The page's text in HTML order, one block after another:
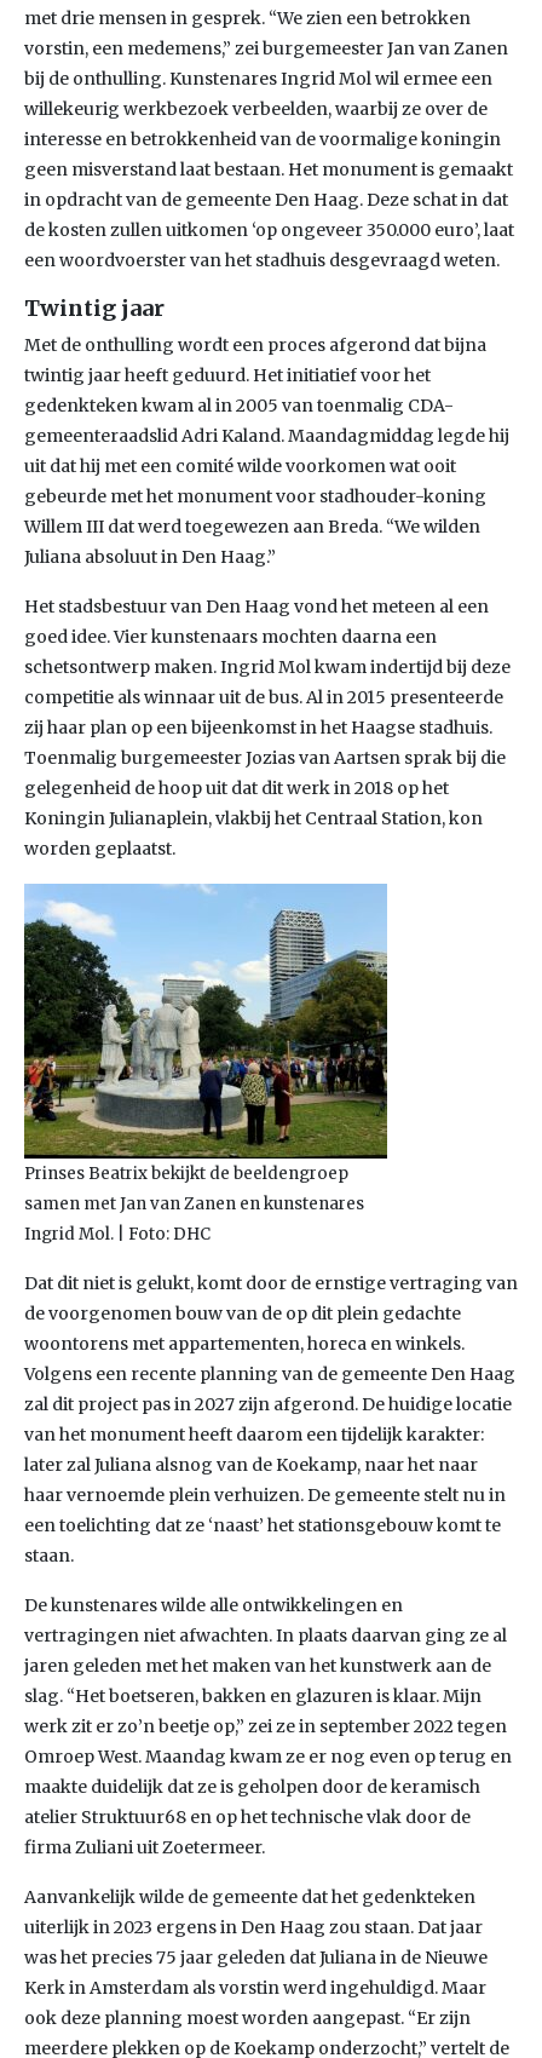
met drie mensen in gesprek. “We zien een betrokken
vorstin, een medemens,” zei burgemeester Jan van Zanen
bij de onthulling. Kunstenares Ingrid Mol wil ermee een
willekeurig werkbezoek verbeelden, waarbij ze over de
interesse en betrokkenheid van de voormalige koningin
geen misverstand laat bestaan. Het monument is gemaakt
in opdracht van de gemeente Den Haag. Deze schat in dat
de kosten zullen uitkomen ‘op ongeveer 350.000 euro’, laat
een woordvoerster van het stadhuis desgevraagd weten.
Twintig jaar
Met de onthulling wordt een proces afgerond dat bijna
twintig jaar heeft geduurd. Het initiatief voor het
gedenkteken kwam al in 2005 van toenmalig CDA-
gemeenteraadslid Adri Kaland. Maandagmiddag legde hij
uit dat hij met een comité wilde voorkomen wat ooit
gebeurde met het monument voor stadhouder-koning
Willem III dat werd toegewezen aan Breda. “We wilden
Juliana absoluut in Den Haag.”
Het stadsbestuur van Den Haag vond het meteen al een
goed idee. Vier kunstenaars mochten daarna een
schetsontwerp maken. Ingrid Mol kwam indertijd bij deze
competitie als winnaar uit de bus. Al in 2015 presenteerde
zij haar plan op een bijeenkomst in het Haagse stadhuis.
Toenmalig burgemeester Jozias van Aartsen sprak bij die
gelegenheid de hoop uit dat dit werk in 2018 op het
Koningin Julianaplein, vlakbij het Centraal Station, kon
worden geplaatst.
Prinses Beatrix bekijkt de beeldengroep
samen met Jan van Zanen en kunstenares
Ingrid Mol. | Foto: DHC
Dat dit niet is gelukt, komt door de ernstige vertraging van
de voorgenomen bouw van de op dit plein gedachte
woontorens met appartementen, horeca en winkels.
Volgens een recente planning van de gemeente Den Haag
zal dit project pas in 2027 zijn afgerond. De huidige locatie
van het monument heeft daarom een tijdelijk karakter:
later zal Juliana alsnog van de Koekamp, naar het naar
haar vernoemde plein verhuizen. De gemeente stelt nu in
een toelichting dat ze ‘naast’ het stationsgebouw komt te
staan.
De kunstenares wilde alle ontwikkelingen en
vertragingen niet afwachten. In plaats daarvan ging ze al
jaren geleden met het maken van het kunstwerk aan de
slag. “Het boetseren, bakken en glazuren is klaar. Mijn
werk zit er zo’n beetje op,” zei ze in september 2022 tegen
Omroep West. Maandag kwam ze er nog even op terug en
maakte duidelijk dat ze is geholpen door de keramisch
atelier Struktuur68 en op het technische vlak door de
firma Zuliani uit Zoetermeer.
Aanvankelijk wilde de gemeente dat het gedenkteken
uiterlijk in 2023 ergens in Den Haag zou staan. Dat jaar
was het precies 75 jaar geleden dat Juliana in de Nieuwe
Kerk in Amsterdam als vorstin werd ingehuldigd. Maar
ook deze planning moest worden aangepast. “Er zijn
meerdere plekken op de Koekamp onderzocht,” vertelt de